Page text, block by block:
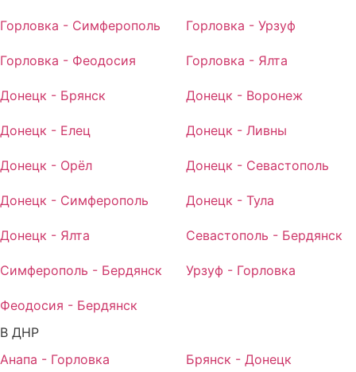
Горловка - Симферополь Горловка - Урзуф
Горловка - Феодосия Горловка - Ялта
Донецк - Брянск Донецк - Воронеж
Донецк - Елец Донецк - Ливны
Донецк - Орёл Донецк - Севастополь
Донецк - Симферополь Донецк - Тула
Донецк - Ялта Севастополь - Бердянск
Симферополь - Бердянск Урзуф - Горловка
Феодосия - Бердянск
В ДНР
Анапа - Горловка
Брянск - Донецк